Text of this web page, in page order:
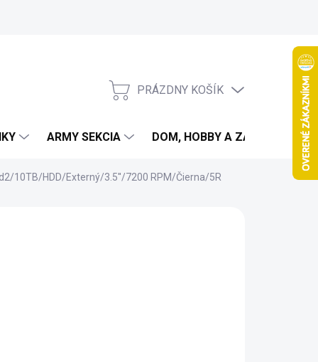
NÁKUPNÝ
PRÁZDNY KOŠÍK
ARMY SEKCIA DOM, HOBBY A ZÁHRADA
d2/10TB/HDD/Externý/3.5''/7200 RPM/Čierna/5R